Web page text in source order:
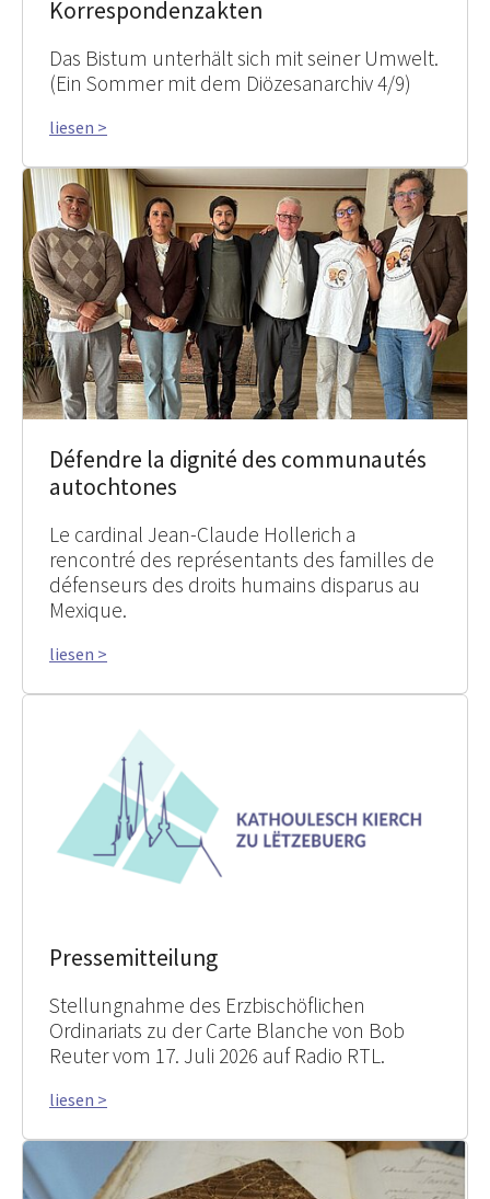
Korrespondenzakten
Das Bistum unterhält sich mit seiner Umwelt.
(Ein Sommer mit dem Diözesanarchiv 4/9)
liesen >
Défendre la dignité des communautés
autochtones
Le cardinal Jean-Claude Hollerich a
rencontré des représentants des familles de
défenseurs des droits humains disparus au
Mexique.
liesen >
Pressemitteilung
Stellungnahme des Erzbischöflichen
Ordinariats zu der Carte Blanche von Bob
Reuter vom 17. Juli 2026 auf Radio RTL.
liesen >